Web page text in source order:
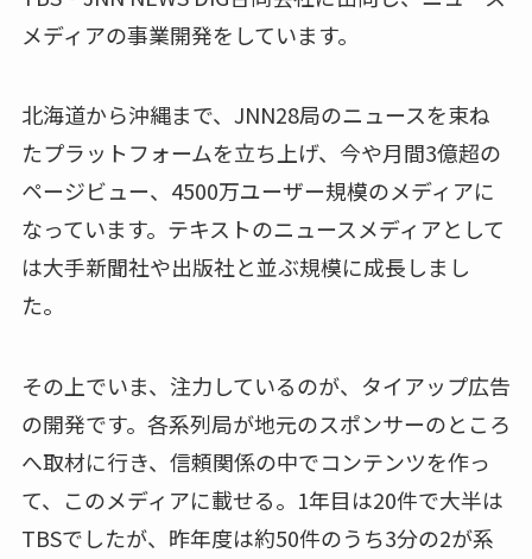
メディアの事業開発をしています。
北海道から沖縄まで、JNN28局のニュースを束ね
たプラットフォームを立ち上げ、今や月間3億超の
ページビュー、4500万ユーザー規模のメディアに
なっています。テキストのニュースメディアとして
は大手新聞社や出版社と並ぶ規模に成長しまし
た。
その上でいま、注力しているのが、タイアップ広告
の開発です。各系列局が地元のスポンサーのところ
へ取材に行き、信頼関係の中でコンテンツを作っ
て、このメディアに載せる。1年目は20件で大半は
TBSでしたが、昨年度は約50件のうち3分の2が系